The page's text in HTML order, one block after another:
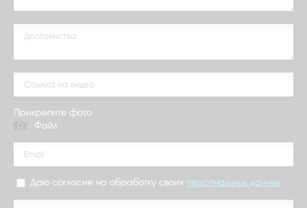
Прикрепите фото
Файл
Даю согласие на обработку своих персональных данных